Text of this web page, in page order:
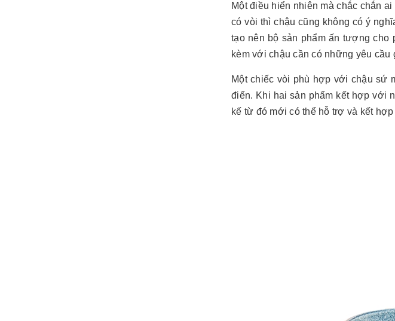
Một điều hiển nhiên mà chắc chắn
có vòi thì chậu cũng không có ý
tạo nên bộ sản phẩm ấn tượng cho
kèm với chậu cần có những yêu cầu
Một chiếc vòi phù hợp với chậu sứ
điển. Khi hai sản phẩm kết hợp với
kế từ đó mới có thể hỗ trợ và kết